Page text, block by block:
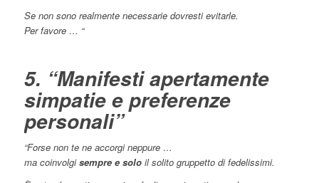
Se non sono realmente necessarie dovresti evitarle.
Per favore … “
5. “Manifesti apertamente
simpatie e preferenze
personali”
“Forse non te ne accorgi neppure …
ma coinvolgisempre e soloil solito gruppetto di fedelissimi.